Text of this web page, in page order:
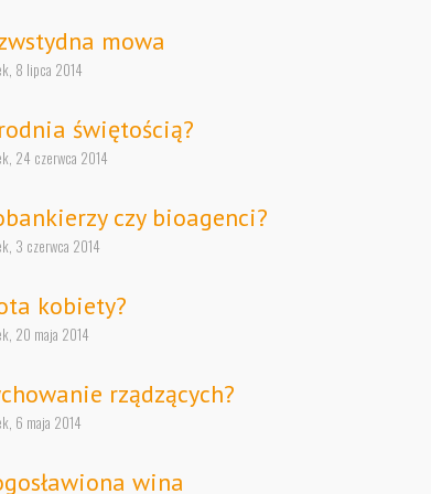
mowa
8 lipca 2014
świętością?
24 czerwca 2014
czy bioagenci?
3 czerwca 2014
kobiety?
20 maja 2014
rządzących?
6 maja 2014
wina